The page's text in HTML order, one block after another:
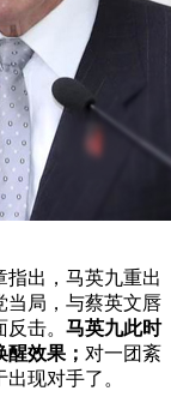
出，马英九重出
当局，与蔡英文唇
击。 马英九此时
效果； 对一团紊
现对手了。